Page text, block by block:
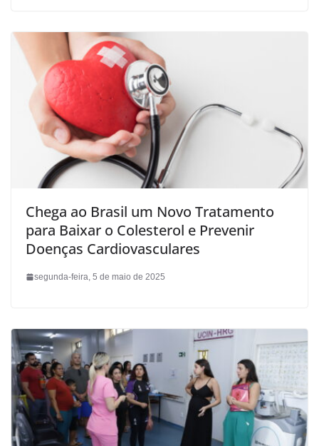
Chega ao Brasil um Novo Tratamento
para Baixar o Colesterol e Prevenir
Doenças Cardiovasculares
segunda-feira, 5 de maio de 2025